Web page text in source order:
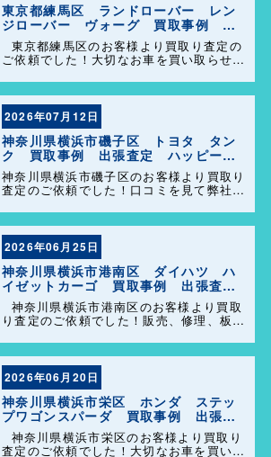
東京都練馬区 ランドローバー レン
ジローバー ヴォーグ 買取事例 出
張査定 ハッピーカーズ港南店！
東京都練馬区のお客様より買取り査定の
ご依頼でした！大切なお車を買い取らせて
の事をよろしくお願いします＼(^o^)／
2026年07月12日
神奈川県横浜市磯子区 トヨタ タン
ク 買取事例 出張査定 ハッピーカ
ーズ港南店！
神奈川県横浜市磯子区のお客様より買取り
査定のご依頼でした！口コミを見て弊社を
事があれば気軽にご相談して下さい(^o^)
／
2026年06月25日
神奈川県横浜市港南区 ダイハツ ハ
イゼットカーゴ 買取事例 出張査
定 ハッピーカーズ港南店！
神奈川県横浜市港南区のお客様より買取
り査定のご依頼でした！販売、修理、板
の事で困った事があれば、気軽にご相談し
て下さい(^o^)／
2026年06月20日
神奈川県横浜市栄区 ホンダ ステッ
プワゴンスパーダ 買取事例 出張査
定 ハッピーカーズ港南店！
神奈川県横浜市栄区のお客様より買取り
査定のご依頼でした！大切なお車を買い取